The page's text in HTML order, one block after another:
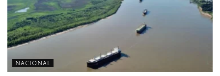
NACIONAL